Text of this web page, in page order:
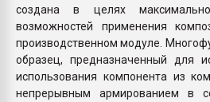
создана в целях
возможностей применения
производственном модуле.
образец, предназначенный для
использования компонента из
непрерывным армированием в